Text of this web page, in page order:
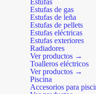
Estufas de gas
Estufas de leña
Estufas de pellets
Estufas eléctricas
Estufas exteriores
Radiadores
Ver productos →
Toalleros eléctricos
Ver productos →
Piscina
Accesorios para